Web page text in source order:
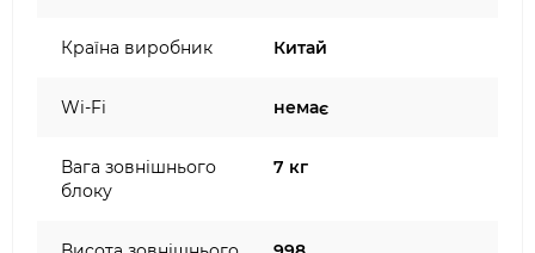
Країна виробник Китай
Wi-Fi немає
Вага зовнішнього
блоку
7 кг